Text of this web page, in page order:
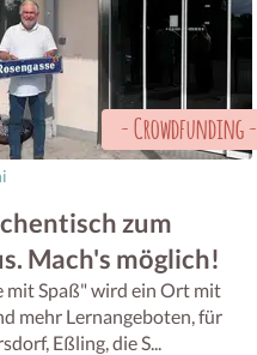
-Crowdfunding-
zum
Mach's möglich!
mit Spaß" wird ein Ort mit
mehr Lernangeboten, für
Eßling, die S...